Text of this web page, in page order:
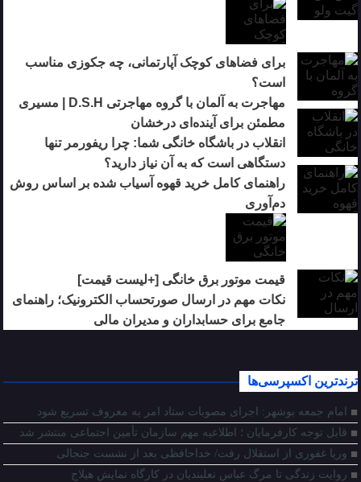
برای فضاهای کوچک آپارتمانی، چه جکوزی مناسب
است؟
مهاجرت به آلمان با گروه مهاجرتی D.S.H | مسیری
مطمئن برای آینده‌ای درخشان
انقلاب در باشگاه خانگی شما: چرا ریفورمر تنها
دستگاهی است که به آن نیاز دارید؟
راهنمای کامل خرید قهوه آسیاب شده بر اساس روش
دم‌آوری
قیمت موتور برق خانگی [+لیست قیمت]
نکات مهم در ارسال صورتحساب الکترونیک؛ راهنمای
جامع برای حسابداران و مدیران مالی
ترندترین اکسپرسی‌ها
امام جمعه بوشهر: اجرای مصوبات ستاد امر به معروف تسریع شود
قابل توجه کارفرمایان ؛ اطلاعیه مهم سازمان تأمین اجتماعی منتشر شد
وریا غفوری از استقلال رفت/ خداحافظی بعد از نشست جنجالی
روایت زندگی تا مرگ عباس نعلبندیان در کارگاه نمایش هیلاج